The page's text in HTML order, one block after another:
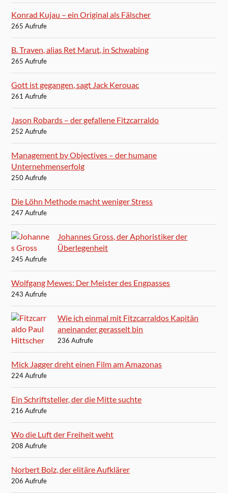
Konrad Kujau – ein Original als Fälscher
265 Aufrufe
B. Traven, alias Ret Marut, in Schwabing
265 Aufrufe
Gott ist gegangen, sagt Jack Kerouac
261 Aufrufe
Jason Robards – der gefallene Fitzcarraldo
252 Aufrufe
Management by Objectives – der humane
Unternehmenserfolg
250 Aufrufe
Die Löhn Methode macht weniger Stress
247 Aufrufe
Johannes Gross, der Aphoristiker der
Überlegenheit
245 Aufrufe
Wolfgang Mewes: Der Meister des Engpasses
243 Aufrufe
Wie ich einmal mit Fitzcarraldos Kapitän
aneinander gerasselt bin
236 Aufrufe
Mick Jagger dreht einen Film am Amazonas
224 Aufrufe
Ein Schriftsteller, der die Mitte suchte
216 Aufrufe
Wo die Luft der Freiheit weht
208 Aufrufe
Norbert Bolz, der elitäre Aufklärer
206 Aufrufe